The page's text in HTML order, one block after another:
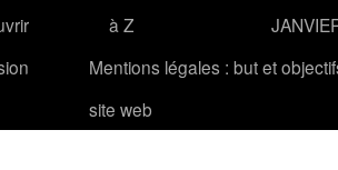
à Z
Mentions légales : but et
site web